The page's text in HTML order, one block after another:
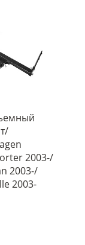
2003-/
2003-/
2003-